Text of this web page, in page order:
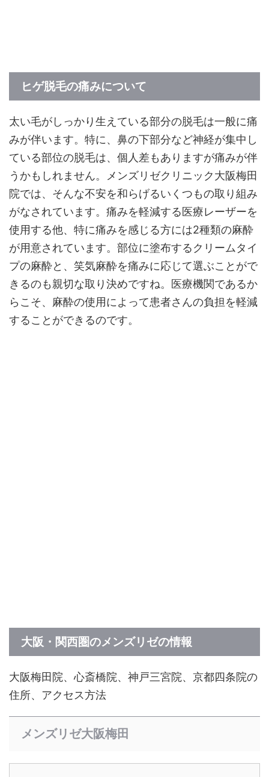
ヒゲ脱毛の痛みについて
太い毛がしっかり生えている部分の脱毛は一般に痛
みが伴います。特に、鼻の下部分など神経が集中し
ている部位の脱毛は、個人差もありますが痛みが伴
うかもしれません。メンズリゼクリニック大阪梅田
院では、そんな不安を和らげるいくつもの取り組み
がなされています。痛みを軽減する医療レーザーを
使用する他、特に痛みを感じる方には2種類の麻酔
が用意されています。部位に塗布するクリームタイ
プの麻酔と、笑気麻酔を痛みに応じて選ぶことがで
きるのも親切な取り決めですね。医療機関であるか
らこそ、麻酔の使用によって患者さんの負担を軽減
することができるのです。
大阪・関西圏のメンズリゼの情報
大阪梅田院、心斎橋院、神戸三宮院、京都四条院の
住所、アクセス方法
メンズリゼ大阪梅田